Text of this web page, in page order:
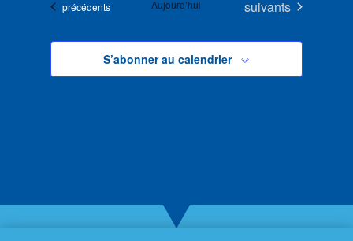
Évènements
précédents Aujourd’hui Évènements
suivants
S’abonner au calendrier